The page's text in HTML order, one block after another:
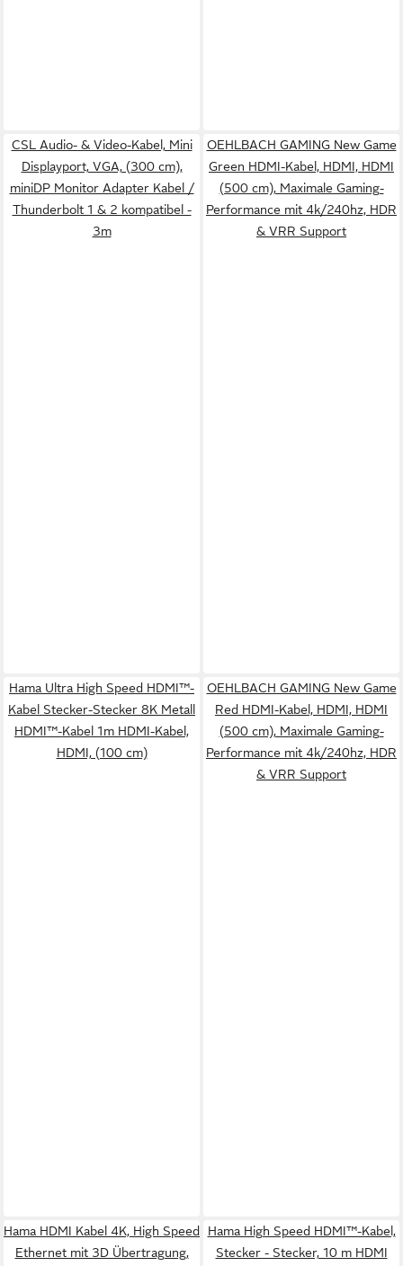
CSL Audio- & Video-Kabel, Mini
Displayport, VGA, (300 cm),
miniDP Monitor Adapter Kabel /
Thunderbolt 1 & 2 kompatibel -
3m
OEHLBACH GAMING New Game
Green HDMI-Kabel, HDMI, HDMI
(500 cm), Maximale Gaming-
Performance mit 4k/240hz, HDR
& VRR Support
Hama Ultra High Speed HDMI™-
Kabel Stecker-Stecker 8K Metall
HDMI™-Kabel 1m HDMI-Kabel,
HDMI, (100 cm)
OEHLBACH GAMING New Game
Red HDMI-Kabel, HDMI, HDMI
(500 cm), Maximale Gaming-
Performance mit 4k/240hz, HDR
& VRR Support
Hama HDMI Kabel 4K, High Speed
Ethernet mit 3D Übertragung,
Hama High Speed HDMI™-Kabel,
Stecker - Stecker, 10 m HDMI